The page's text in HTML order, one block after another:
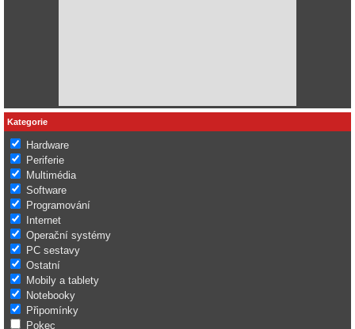
Kategorie
Hardware
Periferie
Multimédia
Software
Programování
Internet
Operační systémy
PC sestavy
Ostatní
Mobily a tablety
Notebooky
Připomínky
Pokec